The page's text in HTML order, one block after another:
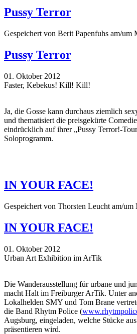
Pussy Terror
Gespeichert von Berit Papenfuhs am/um
Pussy Terror
01. Oktober 2012
Faster, Kebekus! Kill! Kill!
Ja, die Gosse kann durchaus ziemlich
und thematisiert die preisgekürte
eindrücklich auf ihrer „Pussy Terror!-
Soloprogramm.
IN YOUR FACE!
Gespeichert von Thorsten Leucht am/um
IN YOUR FACE!
01. Oktober 2012
Urban Art Exhibition im ArTik
Die Wanderausstellung für urbane und
macht Halt im Freiburger ArTik. Unter
Lokalhelden SMY und Tom Brane
die Band Rhytm Police (
Augsburg, eingeladen, welche Stücke
präsentieren wird.